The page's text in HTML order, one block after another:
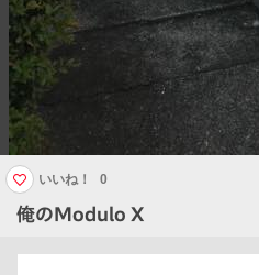
俺のModulo X
いいね！ 0